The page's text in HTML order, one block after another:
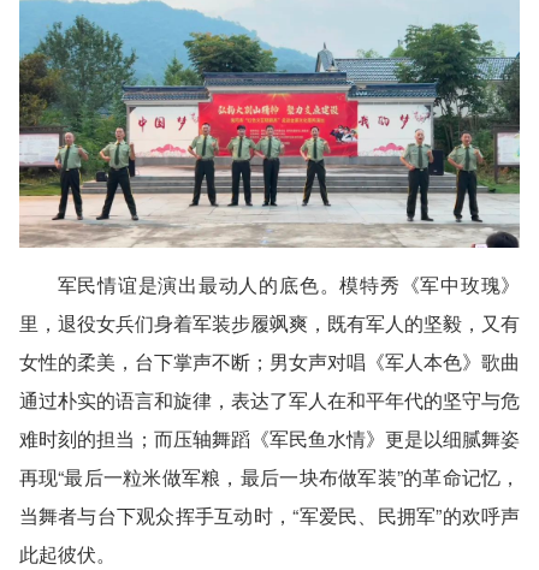
军民情谊是演出最动人的底色。模特秀《军中玫瑰》
里，退役女兵们身着军装步履飒爽，既有军人的坚毅，又有
女性的柔美，台下掌声不断；男女声对唱《军人本色》歌曲
通过朴实的语言和旋律，表达了军人在和平年代的坚守与危
难时刻的担当；而压轴舞蹈《军民鱼水情》更是以细腻舞姿
再现“最后一粒米做军粮，最后一块布做军装”的革命记忆，
当舞者与台下观众挥手互动时，“军爱民、民拥军”的欢呼声
此起彼伏。